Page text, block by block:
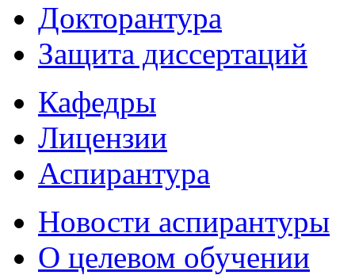
Докторантура
Защита диссертаций
Кафедры
Лицензии
Аспирантура
Новости аспирантуры
О целевом обучении